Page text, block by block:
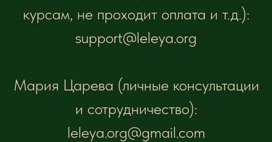
курсам, не проходит оплата и т.д.):
support@leleya.org
Мария Царева (личные консультации
и сотрудничество):
leleya.org@gmail.com